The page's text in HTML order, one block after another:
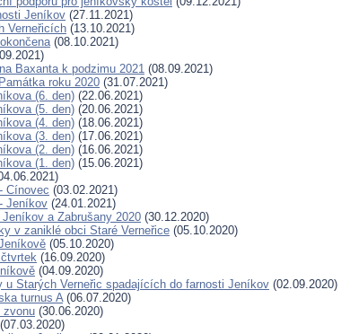
Jeníkov (27.11.2021)
Verneřicích (13.10.2021)
(08.10.2021)
Baxanta k podzimu 2021 (08.09.2021)
roku 2020 (31.07.2021)
(6. den) (22.06.2021)
(5. den) (20.06.2021)
(4. den) (18.06.2021)
(3. den) (17.06.2021)
(2. den) (16.06.2021)
(1. den) (15.06.2021)
Cínovec (03.02.2021)
Jeníkov (24.01.2021)
a Zabrušany 2020 (30.12.2020)
v zaniklé obci Staré Verneřice (05.10.2020)
(05.10.2020)
(16.09.2020)
(04.09.2020)
u Starých Verneřic spadajících do farnosti Jeníkov (02.09.2020)
turnus A(06.07.2020)
zvonu (30.06.2020)
(07.03.2020)